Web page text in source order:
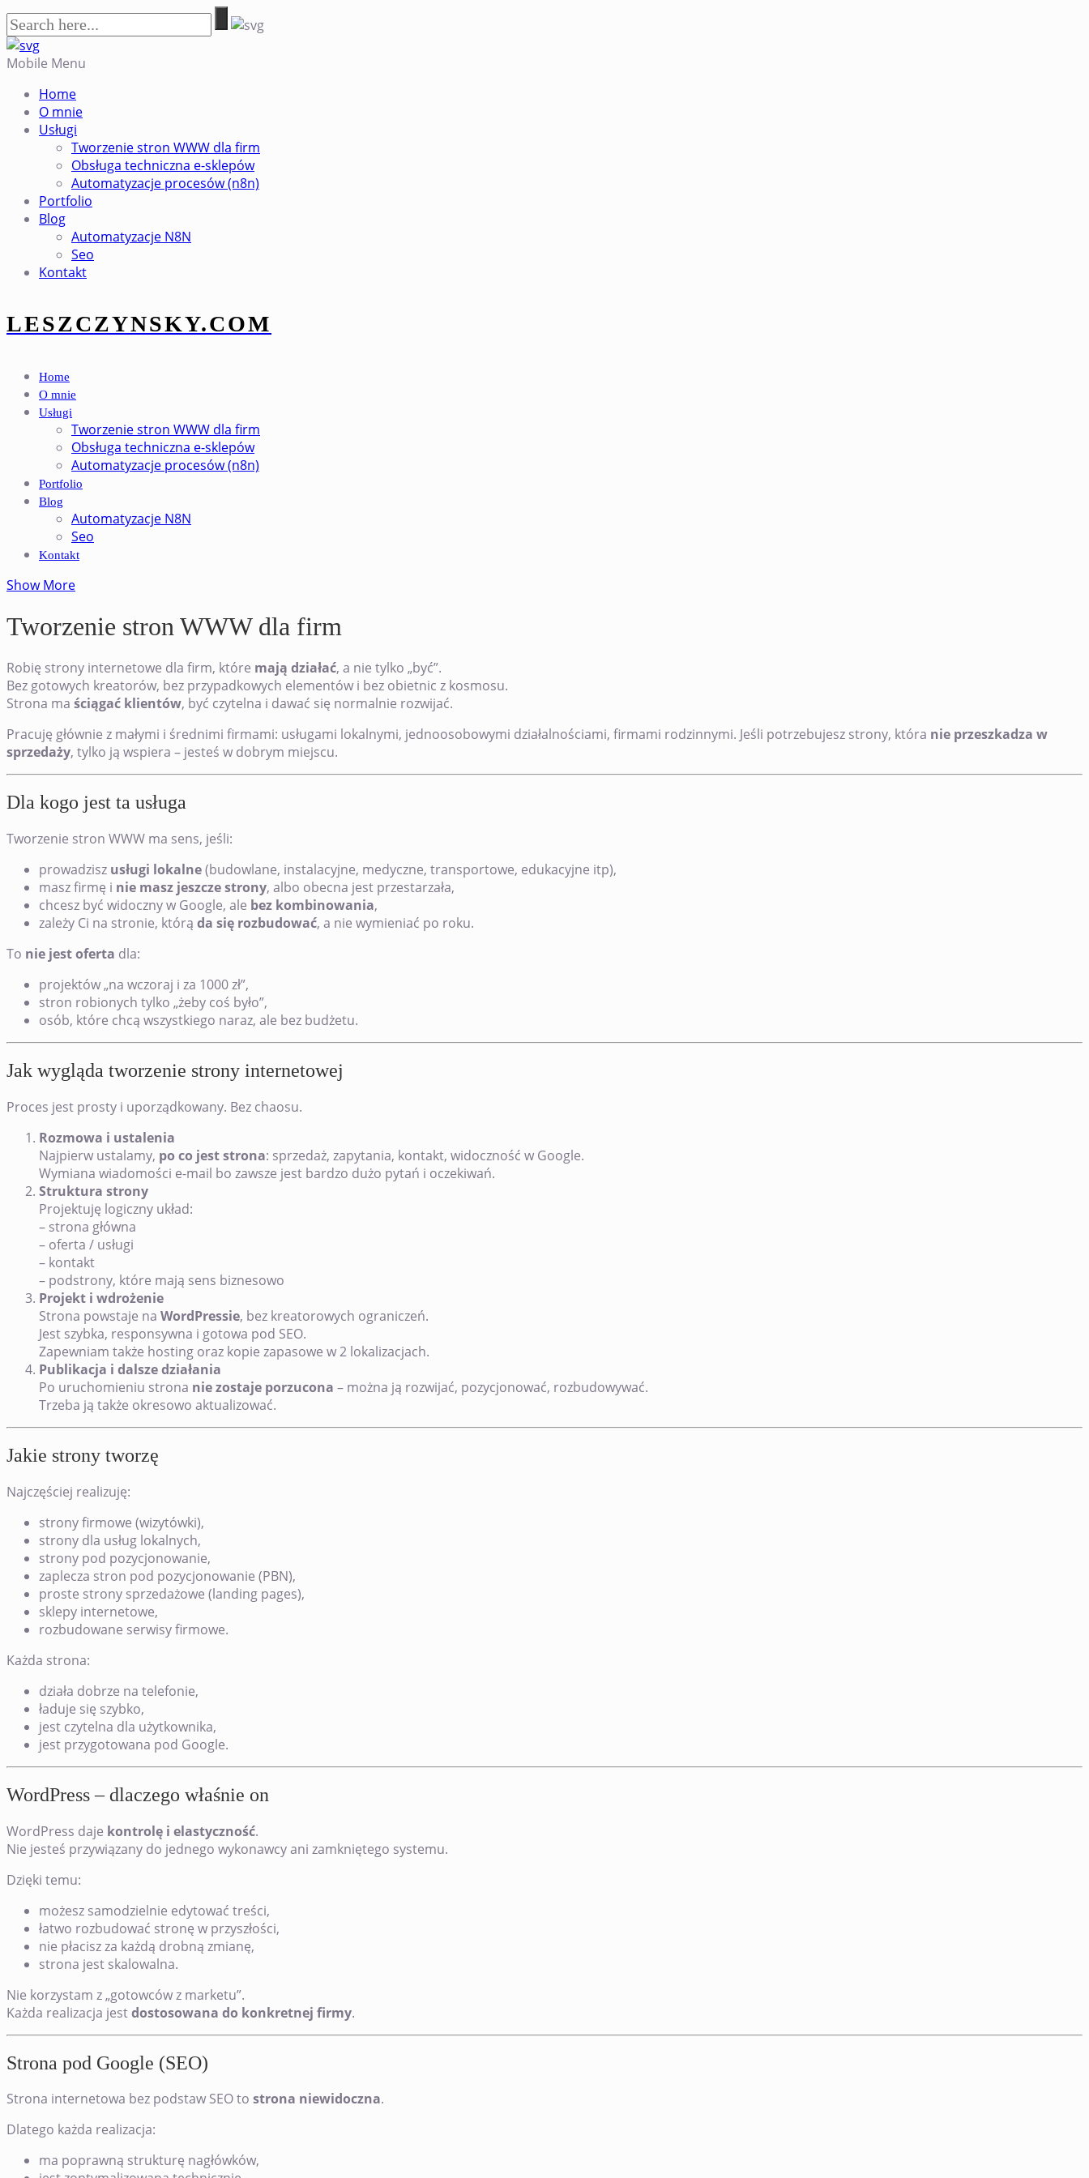
Mobile Menu
Home
O mnie
Usługi
Tworzenie stron WWW dla firm
Obsługa techniczna e-sklepów
Automatyzacje procesów (n8n)
Portfolio
Blog
Automatyzacje N8N
Seo
Kontakt
LESZCZYNSKY.COM
Home
O mnie
Usługi
Tworzenie stron WWW dla firm
Obsługa techniczna e-sklepów
Automatyzacje procesów (n8n)
Portfolio
Blog
Automatyzacje N8N
Seo
Kontakt
Show More
Tworzenie stron WWW dla firm
Robię strony internetowe dla firm, które mają działać, a nie tylko „być”.
Bez gotowych kreatorów, bez przypadkowych elementów i bez obietnic z kosmosu.
Strona ma ściągać klientów, być czytelna i dawać się normalnie rozwijać.
Pracuję głównie z małymi i średnimi firmami: usługami lokalnymi, jednoosobowymi działalnościami, firmami rodzinnymi. Jeśli potrzebujesz strony, która nie przeszkadza w
sprzedaży, tylko ją wspiera – jesteś w dobrym miejscu.
Dla kogo jest ta usługa
Tworzenie stron WWW ma sens, jeśli:
prowadzisz usługi lokalne(budowlane, instalacyjne, medyczne, transportowe, edukacyjne itp),
masz firmę i nie masz jeszcze strony, albo obecna jest przestarzała,
chcesz być widoczny w Google, ale bez kombinowania,
zależy Ci na stronie, którą da się rozbudować, a nie wymieniać po roku.
To nie jest oferta dla:
projektów „na wczoraj i za 1000 zł”,
stron robionych tylko „żeby coś było”,
osób, które chcą wszystkiego naraz, ale bez budżetu.
Jak wygląda tworzenie strony internetowej
Proces jest prosty i uporządkowany. Bez chaosu.
Rozmowa i ustalenia
Najpierw ustalamy, po co jest strona: sprzedaż, zapytania, kontakt, widoczność w Google.
Wymiana wiadomości e-mail bo zawsze jest bardzo dużo pytań i oczekiwań.
Struktura strony
Projektuję logiczny układ:
– strona główna
– oferta / usługi
– kontakt
– podstrony, które mają sens biznesowo
Projekt i wdrożenie
Strona powstaje na WordPressie, bez kreatorowych ograniczeń.
Jest szybka, responsywna i gotowa pod SEO.
Zapewniam także hosting oraz kopie zapasowe w 2 lokalizacjach.
Publikacja i dalsze działania
Po uruchomieniu strona nie zostaje porzucona – można ją rozwijać, pozycjonować, rozbudowywać.
Trzeba ją także okresowo aktualizować.
Jakie strony tworzę
Najczęściej realizuję:
strony firmowe (wizytówki),
strony dla usług lokalnych,
strony pod pozycjonowanie,
zaplecza stron pod pozycjonowanie (PBN),
proste strony sprzedażowe (landing pages),
sklepy internetowe,
rozbudowane serwisy firmowe.
Każda strona:
działa dobrze na telefonie,
ładuje się szybko,
jest czytelna dla użytkownika,
jest przygotowana pod Google.
WordPress – dlaczego właśnie on
WordPress daje kontrolę i elastyczność.
Nie jesteś przywiązany do jednego wykonawcy ani zamkniętego systemu.
Dzięki temu:
możesz samodzielnie edytować treści,
łatwo rozbudować stronę w przyszłości,
nie płacisz za każdą drobną zmianę,
strona jest skalowalna.
Nie korzystam z „gotowców z marketu”.
Każda realizacja jestdostosowana do konkretnej firmy.
Strona pod Google (SEO)
Strona internetowa bez podstaw SEO to strona niewidoczna.
Dlatego każda realizacja:
ma poprawną strukturę nagłówków,